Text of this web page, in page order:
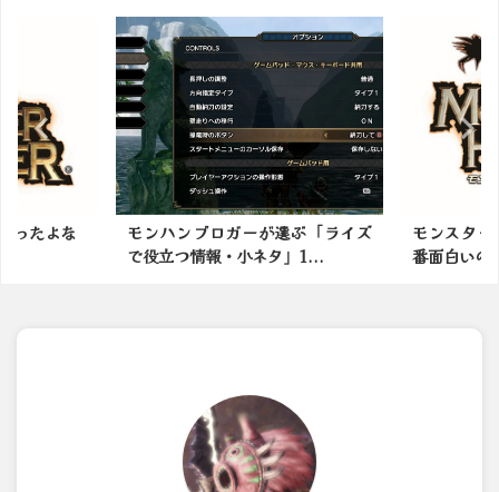
「ライズ
モンスターハンターシリーズで一
番面白いのってなに？
モンスタ
の余地有る